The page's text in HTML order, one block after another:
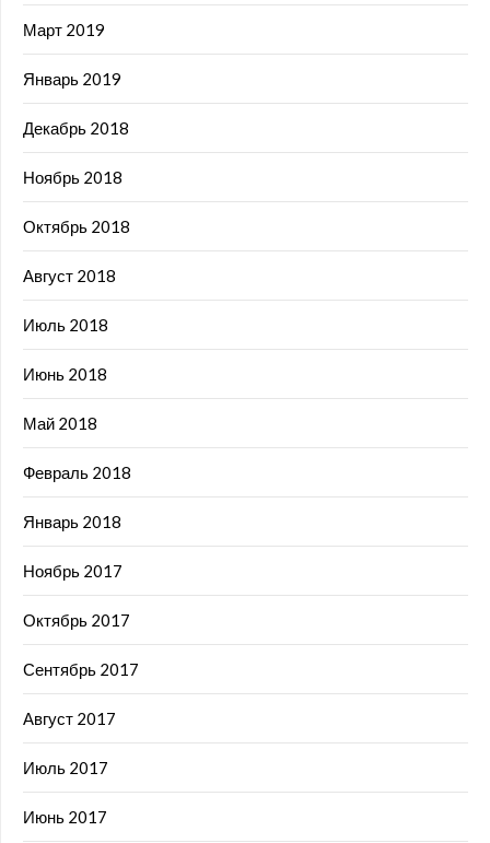
Март 2019
Январь 2019
Декабрь 2018
Ноябрь 2018
Октябрь 2018
Август 2018
Июль 2018
Июнь 2018
Май 2018
Февраль 2018
Январь 2018
Ноябрь 2017
Октябрь 2017
Сентябрь 2017
Август 2017
Июль 2017
Июнь 2017